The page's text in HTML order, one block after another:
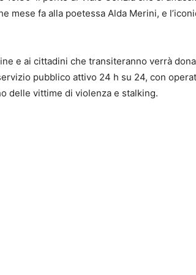
mese fa alla poetessa Alda Merini, e
e ai cittadini che transiteranno verrà
pubblico attivo 24 h su 24, con
delle vittime di violenza e stalking.